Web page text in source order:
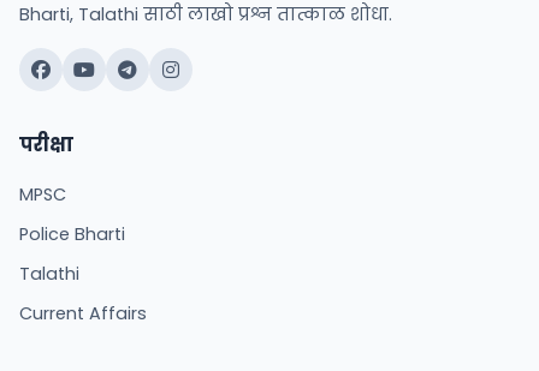
Bharti, Talathi साठी लाखो प्रश्न तात्काळ शोधा.
परीक्षा
MPSC
Police Bharti
Talathi
Current Affairs